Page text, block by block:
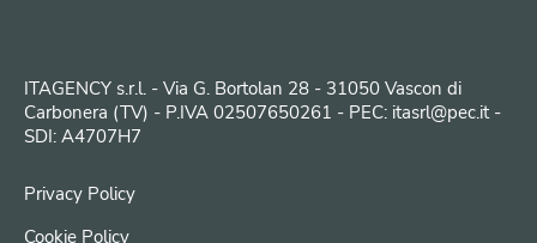
ITAGENCY s.r.l. - Via G. Bortolan 28 - 31050 Vascon di
Carbonera (TV) - P.IVA 02507650261 - PEC: itasrl@pec.it -
SDI: A4707H7
Privacy Policy
Cookie Policy